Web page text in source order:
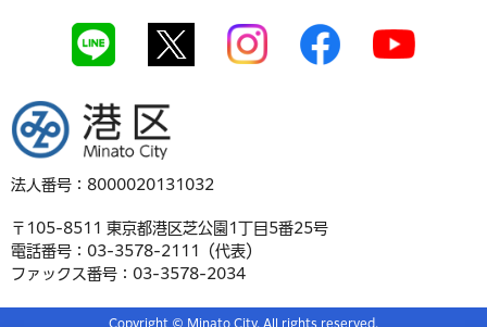
港区
法人番号：8000020131032
〒105-8511 東京都港区芝公園1丁目5番25号
電話番号：03-3578-2111（代表）
ファックス番号：03-3578-2034
Copyright © Minato City. All rights reserved.